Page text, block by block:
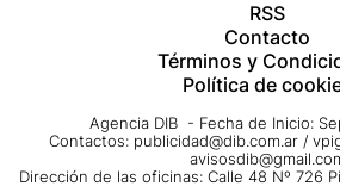
RSS
Contacto
Términos y
Política de
Agencia DIB - Fecha de Inicio:
Contactos: publicidad@dib.com.ar /
Dirección de las oficinas: Calle 48 Nº 726